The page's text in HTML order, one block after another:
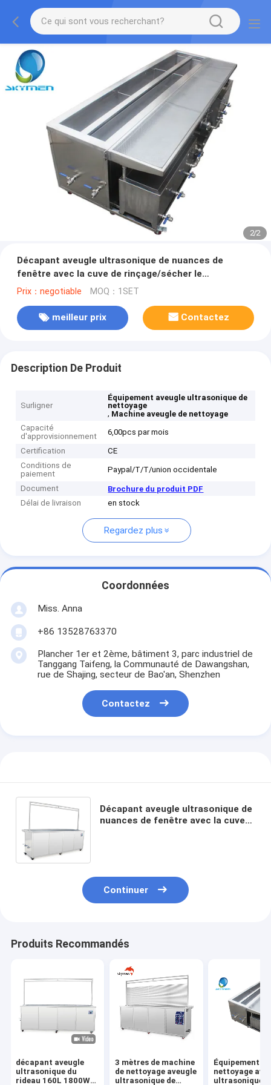
2/2
Décapant aveugle ultrasonique de nuances de
fenêtre avec la cuve de rinçage/sécher le
support/sécher le plateau
Prix：negotiable MOQ：1SET
meilleur prix Contactez
Description De Produit
Surligner
Équipement aveugle ultrasonique de
nettoyage
, Machine aveugle de nettoyage
Capacité
d'approvisionnement
6,00pcs par mois
Certification
CE
Conditions de
paiement
Paypal/T/T/union occidentale
Document
Brochure du produit PDF
Délai de livraison
en stock
Regardez plus
Coordonnées
Miss. Anna
+86 13528763370
Plancher 1er et 2ème, bâtiment 3, parc industriel de
Tanggang Taifeng, la Communauté de Dawangshan,
rue de Shajing, secteur de Bao'an, Shenzhen
Contactez
Décapant aveugle ultrasonique de
nuances de fenêtre avec la cuve
Continuer
Produits Recommandés
décapant aveugle
ultrasonique du
rideau 160L 1800W
3 mètres de machine
de nettoyage aveugle
ultrasonique de
Équipement de
nettoyage
ultrasonique